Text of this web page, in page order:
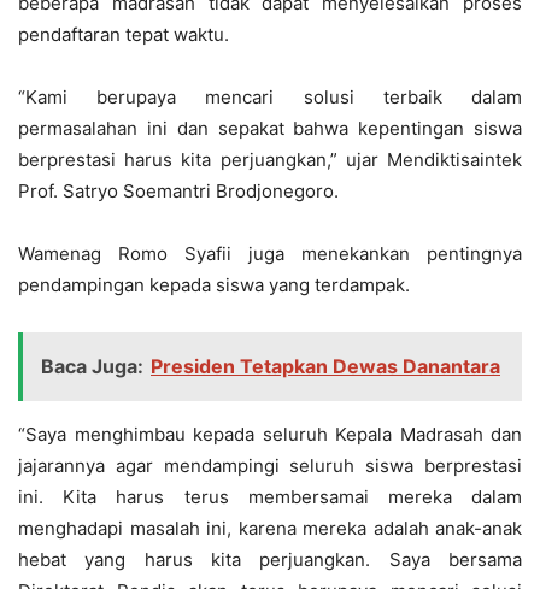
pendaftaran tepat waktu.
“Kami berupaya mencari solusi terbaik dalam
permasalahan ini dan sepakat bahwa kepentingan siswa
berprestasi harus kita perjuangkan,” ujar Mendiktisaintek
Prof. Satryo Soemantri Brodjonegoro.
Wamenag Romo Syafii juga menekankan pentingnya
pendampingan kepada siswa yang terdampak.
Baca Juga: Presiden Tetapkan Dewas Danantara
“Saya menghimbau kepada seluruh Kepala Madrasah dan
jajarannya agar mendampingi seluruh siswa berprestasi
ini. Kita harus terus membersamai mereka dalam
menghadapi masalah ini, karena mereka adalah anak-anak
hebat yang harus kita perjuangkan. Saya bersama